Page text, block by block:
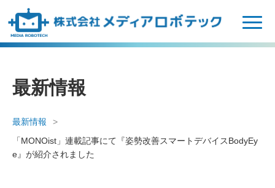
N
v
n
最新情報
最新情報
「MONOist」連載記事にて『姿勢改善スマートデバイスBodyEy
e』が紹介されました